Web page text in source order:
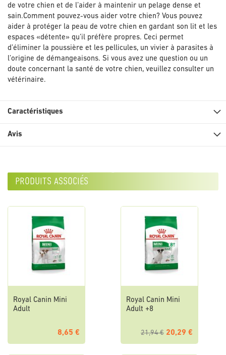
de votre chien et de l’aider à maintenir un pelage dense et
sain.Comment pouvez-vous aider votre chien? Vous pouvez
aider à protéger la peau de votre chien en gardant son lit et les
espaces «détente» qu’il préfère propres. Ceci permet
d’éliminer la poussière et les pellicules, un vivier à parasites à
l’origine de démangeaisons. Si vous avez une question ou un
doute concernant la santé de votre chien, veuillez consulter un
vétérinaire.
Caractéristiques
Avis
produits associés
Royal Canin Mini
Adult
8,65 €
Royal Canin Mini
Adult +8
21,94 € 20,29 €